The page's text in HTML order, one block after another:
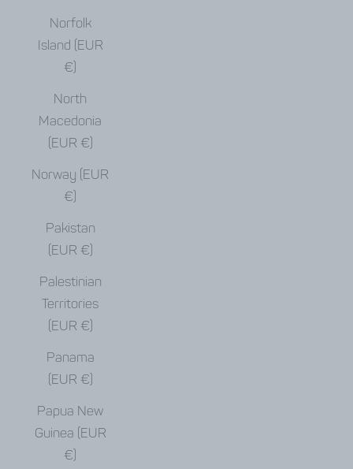
Norfolk
Island (EUR
€)
North
Macedonia
(EUR €)
Norway (EUR
€)
Pakistan
(EUR €)
Palestinian
Territories
(EUR €)
Panama
(EUR €)
Papua New
Guinea (EUR
€)